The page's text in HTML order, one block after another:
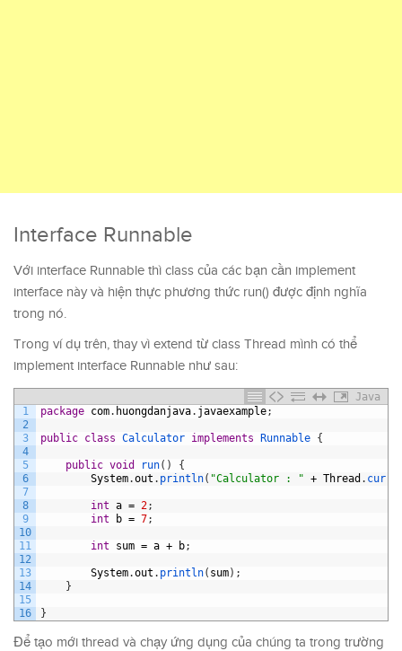
Interface Runnable
Với interface Runnable thì class của các bạn cần implement
interface này và hiện thực phương thức run() được định nghĩa
trong nó.
Trong ví dụ trên, thay vì extend từ class Thread mình có thể
implement interface Runnable như sau:
Java
1
2
3
4
5
6
7
8
9
10
11
12
13
14
15
16
package com. huongdanjava. javaexample;
public class Calculator implements Runnable {
public void run( )
{
System.out . println( "Calculator : " + Thread .
int a = 2;
int
b = 7;
int sum = a + b;
System.out . println( sum) ;
}
}
Để tạo mới thread và chạy ứng dụng của chúng ta trong trường